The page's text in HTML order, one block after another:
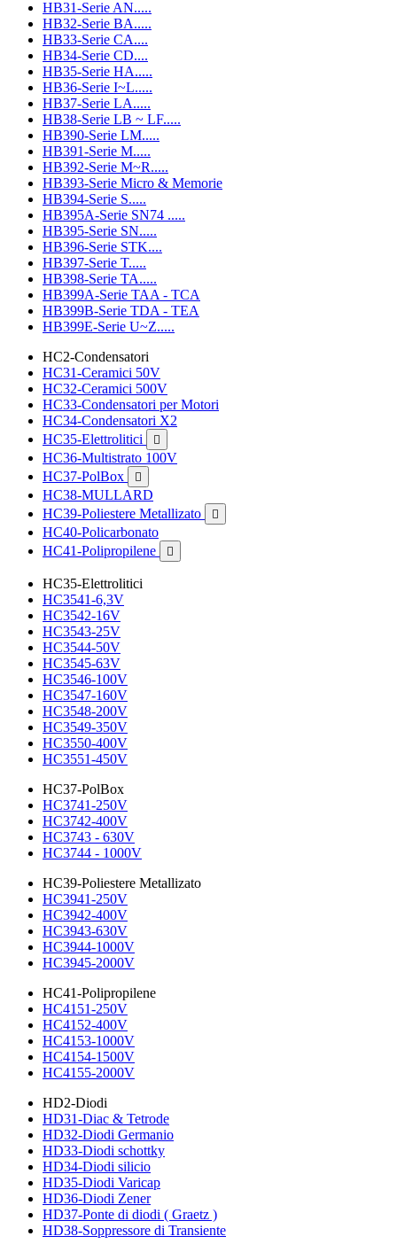
HB31-Serie AN.....
HB32-Serie BA.....
HB33-Serie CA....
HB34-Serie CD....
HB35-Serie HA.....
HB36-Serie I~L.....
HB37-Serie LA.....
HB38-Serie LB ~ LF.....
HB390-Serie LM.....
HB391-Serie M.....
HB392-Serie M~R.....
HB393-Serie Micro & Memorie
HB394-Serie S.....
HB395A-Serie SN74 .....
HB395-Serie SN.....
HB396-Serie STK....
HB397-Serie T.....
HB398-Serie TA.....
HB399A-Serie TAA - TCA
HB399B-Serie TDA - TEA
HB399E-Serie U~Z.....
HC2-Condensatori
HC31-Ceramici 50V
HC32-Ceramici 500V
HC33-Condensatori per Motori
HC34-Condensatori X2
HC35-Elettrolitici

HC36-Multistrato 100V
HC37-PolBox

HC38-MULLARD
HC39-Poliestere Metallizato

HC40-Policarbonato
HC41-Polipropilene

HC35-Elettrolitici
HC3541-6,3V
HC3542-16V
HC3543-25V
HC3544-50V
HC3545-63V
HC3546-100V
HC3547-160V
HC3548-200V
HC3549-350V
HC3550-400V
HC3551-450V
HC37-PolBox
HC3741-250V
HC3742-400V
HC3743 - 630V
HC3744 - 1000V
HC39-Poliestere Metallizato
HC3941-250V
HC3942-400V
HC3943-630V
HC3944-1000V
HC3945-2000V
HC41-Polipropilene
HC4151-250V
HC4152-400V
HC4153-1000V
HC4154-1500V
HC4155-2000V
HD2-Diodi
HD31-Diac & Tetrode
HD32-Diodi Germanio
HD33-Diodi schottky
HD34-Diodi silicio
HD35-Diodi Varicap
HD36-Diodi Zener
HD37-Ponte di diodi ( Graetz )
HD38-Soppressore di Transiente